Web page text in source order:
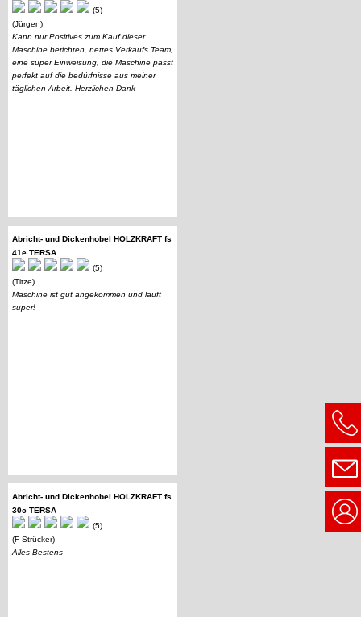
(5)
(Jürgen)
Kann nur Positives zum Kauf dieser
Maschine berichten, nettes Verkaufs Team,
eine super Einweisung, die Maschine passt
perfekt auf die bedürfnisse aus meiner
täglichen Arbeit. Herzlichen Dank
Abricht- und Dickenhobel HOLZKRAFT fs
41e TERSA
(5)
(Titze)
Maschine ist gut angekommen und läuft
super!
Abricht- und Dickenhobel HOLZKRAFT fs
30c TERSA
(5)
(F Strücker)
Alles Bestens